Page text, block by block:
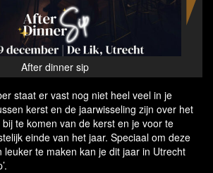
After dinner sip
staat er vast nog niet heel veel in je
kerst en de jaarwisseling zijn over het
te komen van de kerst en je voor te
einde van het jaar. Speciaal om deze
leuker te maken kan je dit jaar in Utrecht